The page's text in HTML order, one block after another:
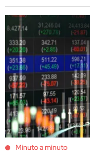
Minuto a minuto